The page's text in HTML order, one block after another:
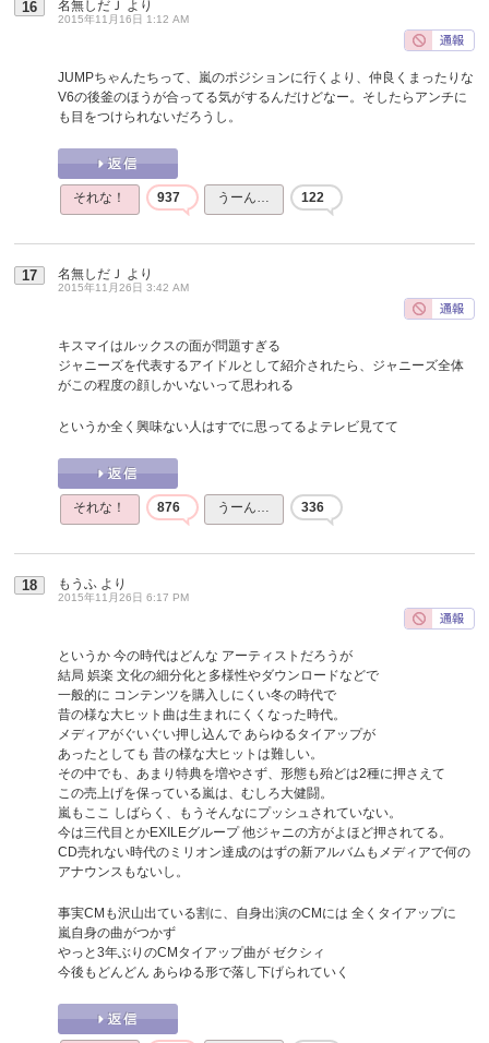
16 名無しだＪ より
2015年11月16日 1:12 AM
JUMPちゃんたちって、嵐のポジションに行くより、仲良くまったりな
V6の後釜のほうが合ってる気がするんだけどなー。そしたらアンチに
も目をつけられないだろうし。
それな！ 937 うーん… 122
17 名無しだＪ より
2015年11月26日 3:42 AM
キスマイはルックスの面が問題すぎる
ジャニーズを代表するアイドルとして紹介されたら、ジャニーズ全体
がこの程度の顔しかいないって思われる
というか全く興味ない人はすでに思ってるよテレビ見てて
それな！ 876 うーん… 336
18 もうふ より
2015年11月26日 6:17 PM
というか 今の時代はどんな アーティストだろうが
結局 娯楽 文化の細分化と多様性やダウンロードなどで
一般的に コンテンツを購入しにくい冬の時代で
昔の様な大ヒット曲は生まれにくくなった時代。
メディアがぐいぐい押し込んで あらゆるタイアップが
あったとしても 昔の様な大ヒットは難しい。
その中でも、あまり特典を増やさず、形態も殆どは2種に押さえて
この売上げを保っている嵐は、むしろ大健闘。
嵐もここ しばらく、もうそんなにプッシュされていない。
今は三代目とかEXILEグループ 他ジャニの方がよほど押されてる。
CD売れない時代のミリオン達成のはずの新アルバムもメディアで何の
アナウンスもないし。
事実CMも沢山出ている割に、自身出演のCMには 全くタイアップに
嵐自身の曲がつかず
やっと3年ぶりのCMタイアップ曲が ゼクシィ
今後もどんどん あらゆる形で落し下げられていく